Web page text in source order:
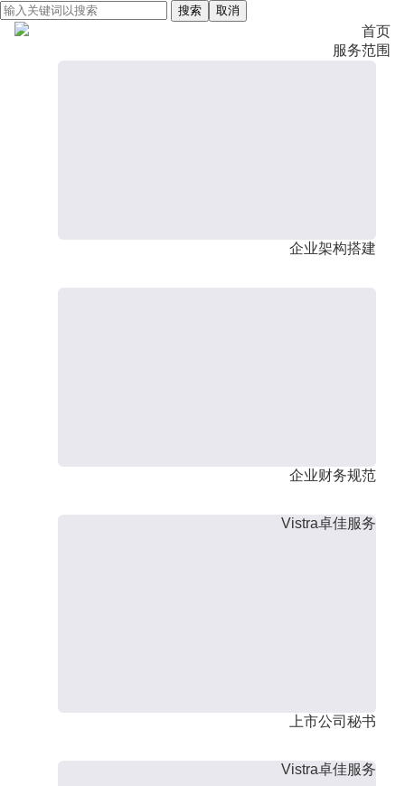
搜索 取消
首页
服务范围
企业架构搭建
企业财务规范
Vistra卓佳服务
上市公司秘书
Vistra卓佳服务